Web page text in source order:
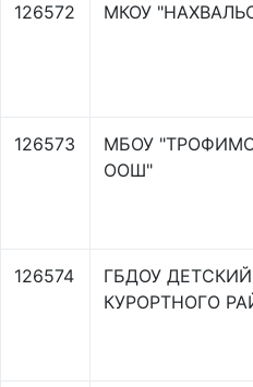
126572 МКОУ
126573
МБОУ
ООШ"
126574
ГБДОУ
КУРОРТНОГО